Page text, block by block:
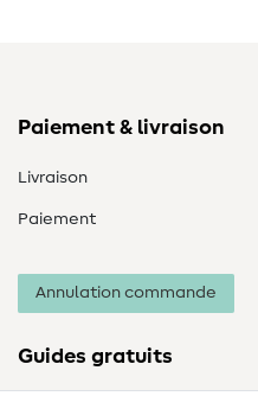
Paiement & livraison
Livraison
Paiement
Annulation commande
Guides gratuits